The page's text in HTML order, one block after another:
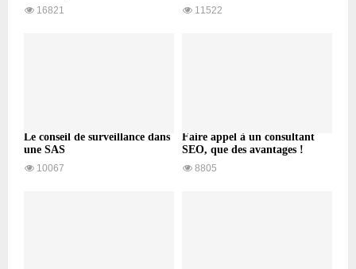
16821 11522
Le conseil de surveillance dans
une SAS
10067
Faire appel à un consultant
SEO, que des avantages !
8805